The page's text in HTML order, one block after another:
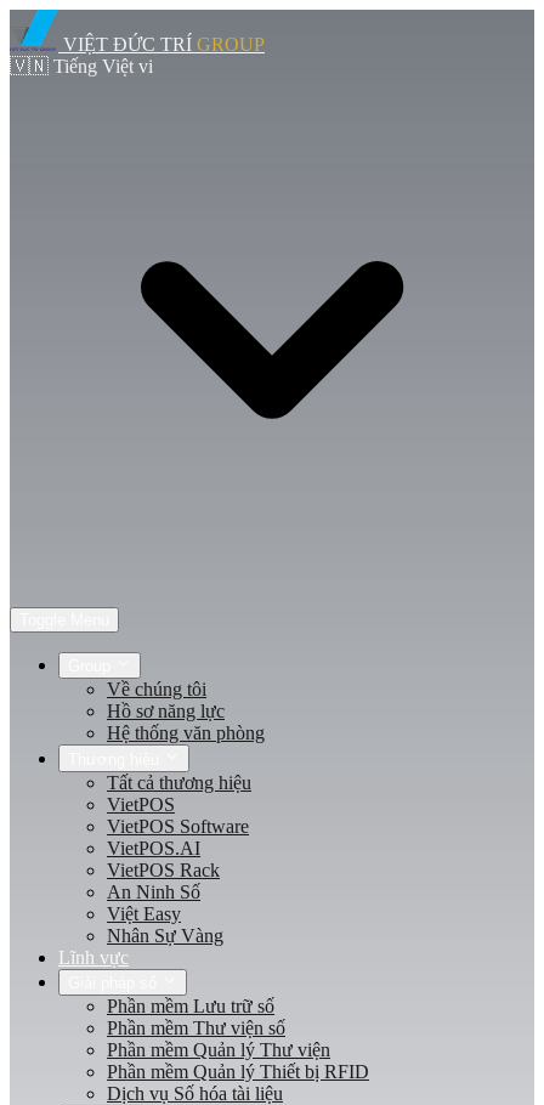
VIỆT ĐỨC TRÍ GROUP
🇻🇳 Tiếng Việt vi
Về chúng tôi
Hồ sơ năng lực
Hệ thống văn phòng
Tất cả thương hiệu
VietPOS
VietPOS Software
VietPOS.AI
VietPOS Rack
An Ninh Số
Việt Easy
Nhân Sự Vàng
Lĩnh vực
Phần mềm Lưu trữ số
Phần mềm Thư viện số
Phần mềm Quản lý Thư viện
Phần mềm Quản lý Thiết bị RFID
Dịch vụ Số hóa tài liệu